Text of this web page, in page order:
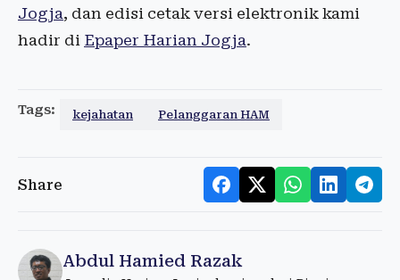
Jogja, dan edisi cetak versi elektronik kami
hadir di Epaper Harian Jogja.
Tags: kejahatan Pelanggaran HAM
Share
Abdul Hamied Razak